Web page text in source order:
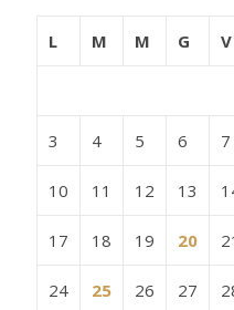
L M M G V
3 4 5 6 7
10 11 12 13
17 18 19 20
24 25 26 27